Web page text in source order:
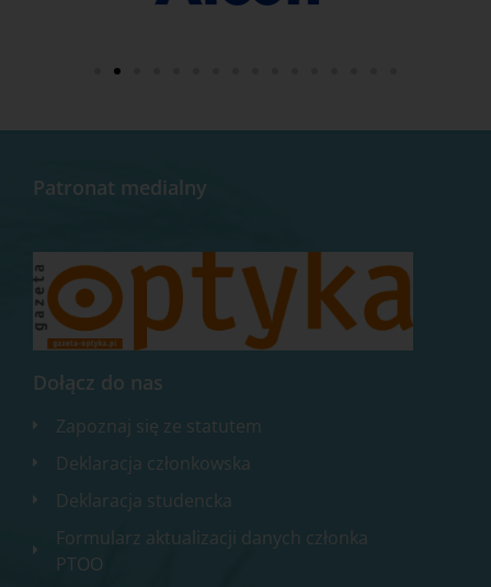
Patronat medialny
Dołącz do nas
Zapoznaj się ze statutem
Deklaracja członkowska
Deklaracja studencka
Formularz aktualizacji danych członka
PTOO